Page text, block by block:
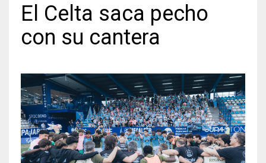
NYJ
3
ATL
El Celta saca pecho
con su cantera